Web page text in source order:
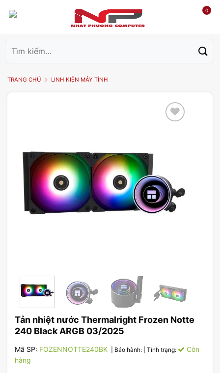
0
kiếm:
TRANG CHỦ LINH KIỆN MÁY TÍNH
Tản nhiệt nước Thermalright Frozen Notte
240 Black ARGB 03/2025
Mã SP: FOZENNOTTE240BK | Bảo hành: | Tình trạng:
Còn
hàng